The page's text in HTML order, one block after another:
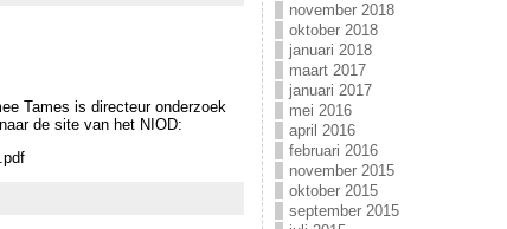
Tames is directeur onderzoek
de site van het NIOD:
november 2018
oktober 2018
januari 2018
maart 2017
januari 2017
mei 2016
april 2016
februari 2016
november 2015
oktober 2015
september 2015